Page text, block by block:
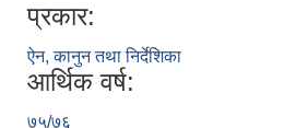
प्रकार:
ऐन, कानुन तथा निर्देशिका
आर्थिक वर्ष:
७५/७६